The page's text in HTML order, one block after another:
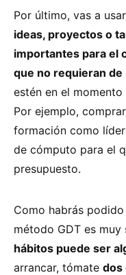
Por último, vas a
ideas, proyectos o
importantes para el
que no requieran
estén en el
Por ejemplo,
formación como
de cómputo para el
presupuesto.
Como habrás
método GDT es muy
hábitos puede ser
arrancar, tómate dos